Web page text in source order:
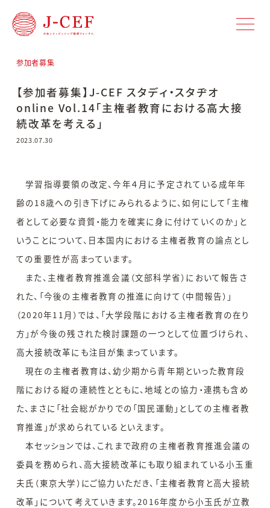
参加者募集
【参加者募集】J-CEF スタディ・スタヂオ
online Vol.14「主権者教育における高大接
続改革を考える」
2023.07.30
学習指導要領の改定、今年４月に予定されている成年年
齢の18歳への引き下げにみられるように、如何にして「主権
者として必要な資質・能力を確実に身に付けていくのか」と
いうことについて、日本国内における主権者教育の論点とし
ての重要性が高まっています。
また、主権者教育推進会議（文部科学省）において報告さ
れた、「今後の主権者教育の推進に向けて（中間報告）」
（2020年11月）では、「大学段階における主権者教育の在り
方」が今後の残された検討課題の一つとして位置づけられ、
高大接続改革にも注目が集まっています。
現在の主権者教育は、幼少期から青年期といった教育段
階における縦の連続性とともに、地域との協力・連携も含め
た、まさに「社会総がかりでの「国民運動」としての主権者教
育推進」が求められているといえます。
本セッションでは、これまで政府の主権者教育推進会議の
委員を務められ、高大接続改革にも取り組まれている小玉重
夫氏（東京大学）にご協力いただき、「主権者教育と高大接続
改革」について考えていきます。2016年度から小玉氏が立教